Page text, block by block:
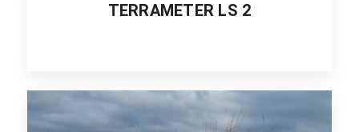
TERRAMETER LS 2